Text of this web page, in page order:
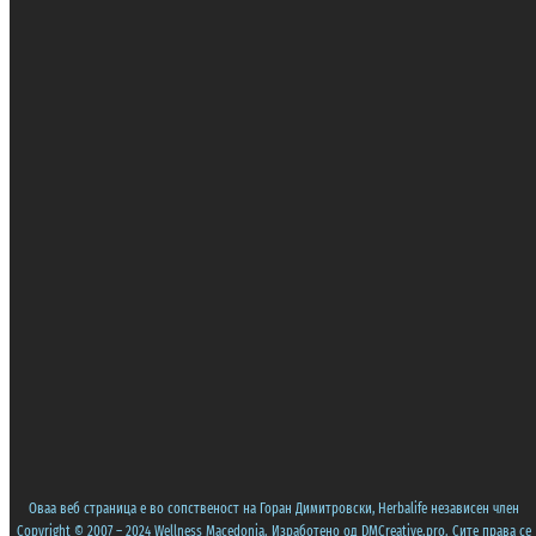
Оваа веб страница е во сопственост на Горан Димитровски, Herbalife независен член
Copyright © 2007 – 2024 Wellness Macedonia. Изработено од DMCreative.pro. Сите права се